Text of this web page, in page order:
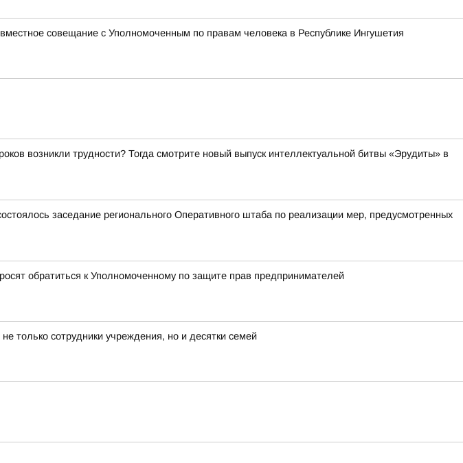
совещание с Уполномоченным по правам человека в Республике Ингушетия
возникли трудности? Тогда смотрите новый выпуск интеллектуальной битвы «Эрудиты» в
заседание регионального Оперативного штаба по реализации мер, предусмотренных
обратиться к Уполномоченному по защите прав предпринимателей
только сотрудники учреждения, но и десятки семей